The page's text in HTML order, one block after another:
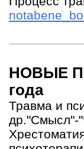
НОВЫЕ
года
Травма и
др."Смысл"-